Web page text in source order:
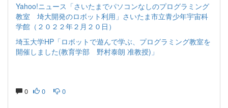
Yahoo!ニュース「さいたまでパソコンなしのプログラミング
教室 埼大開発のロボット利用」さいたま市立青少年宇宙科
学館（２０２２年２月２０日）
埼玉大学HP「ロボットで遊んで学ぶ、プログラミング教室を
開催しました(教育学部 野村泰朗 准教授)」
0 0 0